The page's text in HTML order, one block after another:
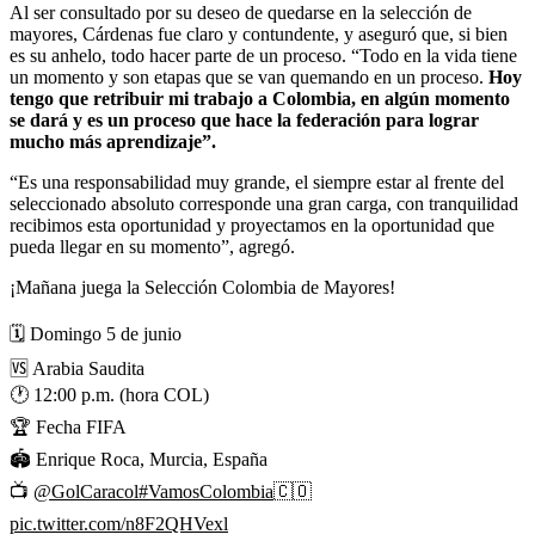
Al ser consultado por su deseo de quedarse en la selección de
mayores, Cárdenas fue claro y contundente, y aseguró que, si bien
es su anhelo, todo hacer parte de un proceso. “Todo en la vida tiene
un momento y son etapas que se van quemando en un proceso. Hoy
tengo que retribuir mi trabajo a Colombia, en algún momento
se dará y es un proceso que hace la federación para lograr
mucho más aprendizaje”.
“Es una responsabilidad muy grande, el siempre estar al frente del
seleccionado absoluto corresponde una gran carga, con tranquilidad
recibimos esta oportunidad y proyectamos en la oportunidad que
pueda llegar en su momento”, agregó.
¡Mañana juega la Selección Colombia de Mayores!
🗓 Domingo 5 de junio
🆚 Arabia Saudita
🕐 12:00 p.m. (hora COL)
🏆 Fecha FIFA
🏟 Enrique Roca, Murcia, España
📺 @GolCaracol#VamosColombia🇨🇴
pic.twitter.com/n8F2QHVexl